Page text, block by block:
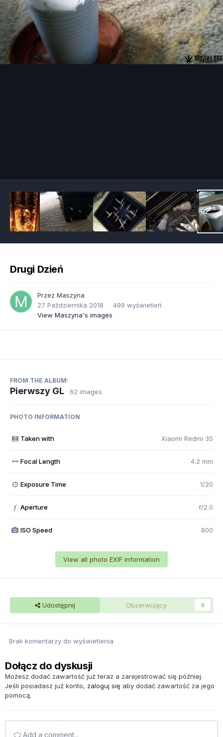
Drugi Dzień
Przez Maszyna
27 Października 2018
499 wyświetleń
View Maszyna's images
FROM THE ALBUM:
Pierwszy GL · 62 images
PHOTO INFORMATION
Taken with Xiaomi Redmi 3S
Focal Length 4.2 mm
Exposure Time 1/20
f Aperture f/2.0
ISO Speed 800
View all photo EXIF information
Udostępnij Obserwujący 0
Brak komentarzy do wyświetlenia
Dołącz do dyskusji
Możesz dodać zawartość już teraz a zarejestrować się później.
Jeśli posiadasz już konto, zaloguj się aby dodać zawartość za jego
pomocą.
Add a comment...